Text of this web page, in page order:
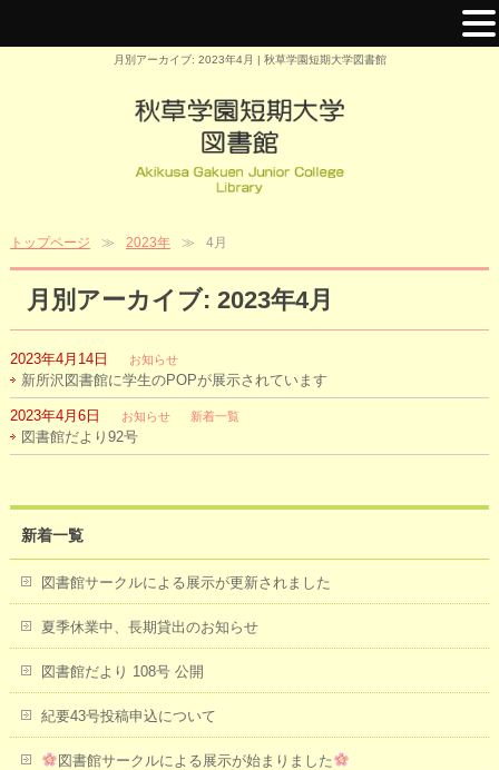
月別アーカイブ: 2023年4月 | 秋草学園短期大学図書館
トップページ 2023年 4月
月別アーカイブ: 2023年4月
2023年4月14日 お知らせ
新所沢図書館に学生のPOPが展示されています
2023年4月6日 お知らせ 新着一覧
図書館だより92号
新着一覧
図書館サークルによる展示が更新されました
夏季休業中、長期貸出のお知らせ
図書館だより 108号 公開
紀要43号投稿申込について
図書館サークルによる展示が始まりました